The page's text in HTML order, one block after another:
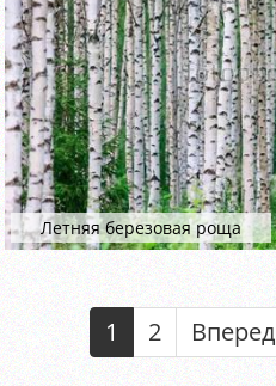
Летняя березовая роща
1 2 Вперед